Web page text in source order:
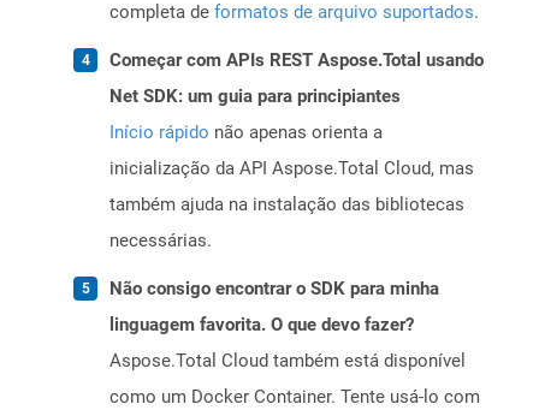
completa de formatos de arquivo suportados.
Começar com APIs REST Aspose.Total usando
Net SDK: um guia para principiantes
Início rápido não apenas orienta a
inicialização da API Aspose.Total Cloud, mas
também ajuda na instalação das bibliotecas
necessárias.
Não consigo encontrar o SDK para minha
linguagem favorita. O que devo fazer?
Aspose.Total Cloud também está disponível
como um Docker Container. Tente usá-lo com